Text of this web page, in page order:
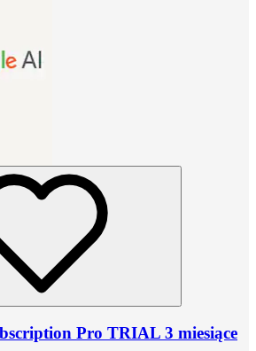
Pro TRIAL 3 miesiące